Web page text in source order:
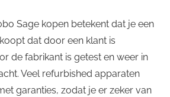
Sage kopen betekent dat je een
dat door een klant is
de fabrikant is getest en weer in
Veel refurbished apparaten
garanties, zodat je er zeker van